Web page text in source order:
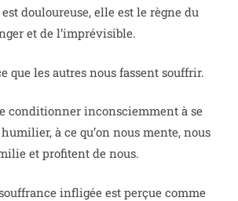
douloureuse, elle est le règne du
et de l’imprévisible.
que les autres nous fassent souffrir.
conditionner inconsciemment à se
à ce qu’on nous mente, nous
et profitent de nous.
infligée est perçue comme